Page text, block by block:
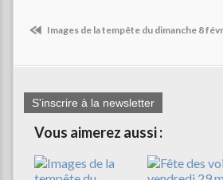
Images de la tempête du dimanche 8
S'inscrire à la newsletter
Vous aimerez aussi :